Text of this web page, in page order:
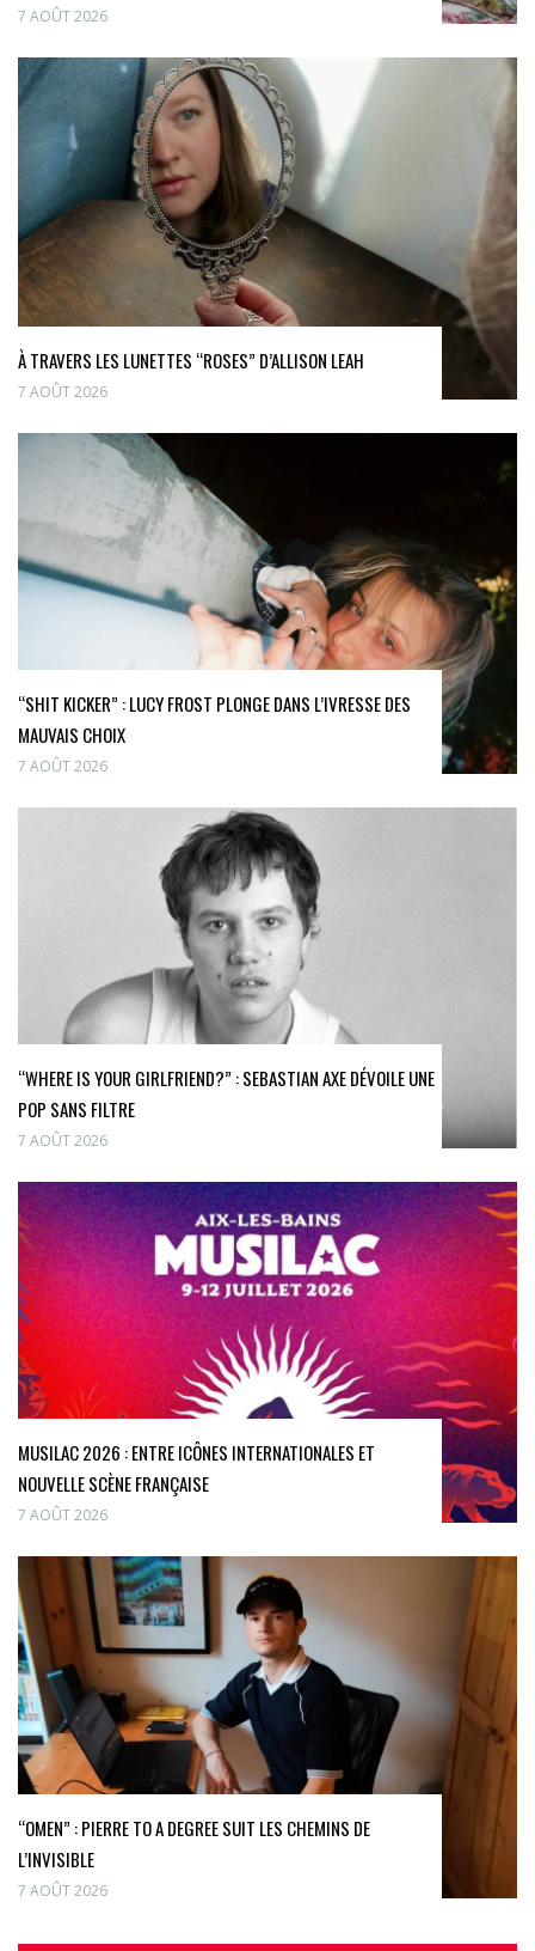
7 AOÛT 2026
À TRAVERS LES LUNETTES “ROSES” D’ALLISON LEAH
7 AOÛT 2026
“SHIT KICKER” : LUCY FROST PLONGE DANS L’IVRESSE DES
MAUVAIS CHOIX
7 AOÛT 2026
“WHERE IS YOUR GIRLFRIEND?” : SEBASTIAN AXE DÉVOILE UNE
POP SANS FILTRE
7 AOÛT 2026
MUSILAC 2026 : ENTRE ICÔNES INTERNATIONALES ET
NOUVELLE SCÈNE FRANÇAISE
7 AOÛT 2026
“OMEN” : PIERRE TO A DEGREE SUIT LES CHEMINS DE
L’INVISIBLE
7 AOÛT 2026